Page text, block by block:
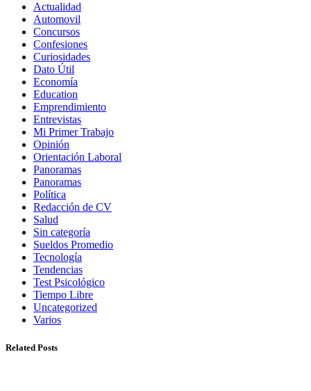
Actualidad
Automovil
Concursos
Confesiones
Curiosidades
Dato Útil
Economía
Education
Emprendimiento
Entrevistas
Mi Primer Trabajo
Opinión
Orientación Laboral
Panoramas
Panoramas
Política
Redacción de CV
Salud
Sin categoría
Sueldos Promedio
Tecnología
Tendencias
Test Psicológico
Tiempo Libre
Uncategorized
Varios
Related Posts